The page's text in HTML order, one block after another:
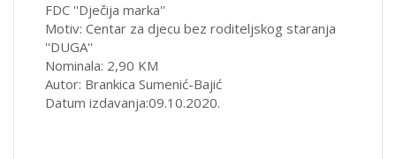
FDC ''Dječija marka''
Motiv: Centar za djecu bez roditeljskog staranja
''DUGA''
Nominala: 2,90 KM
Autor: Brankica Sumenić-Bajić
Datum izdavanja:09.10.2020.